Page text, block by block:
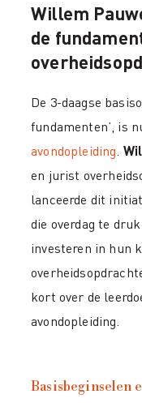
Willem
de
De 3-daagse
fundamenten’, is
avondopleiding
en jurist
lanceerde dit
die overdag te
investeren in hun
kort over de
avondopleiding.
Basisbeginselen